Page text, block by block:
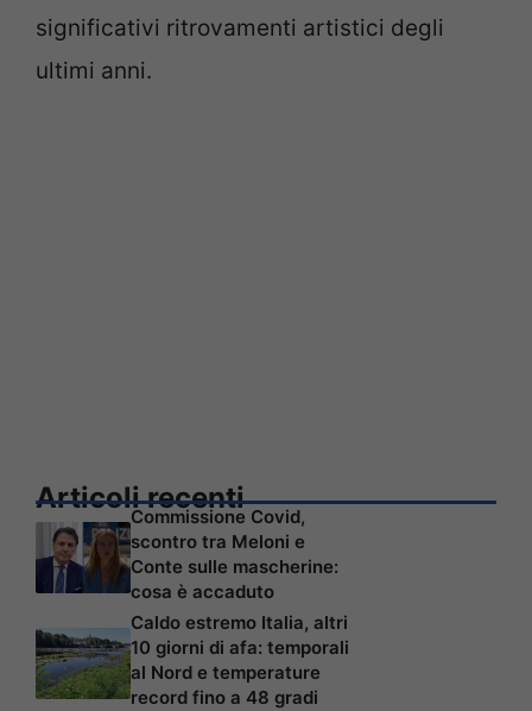
significativi ritrovamenti artistici degli
ultimi anni.
Articoli recenti
Commissione Covid,
scontro tra Meloni e
Conte sulle mascherine:
cosa è accaduto
Caldo estremo Italia, altri
10 giorni di afa: temporali
al Nord e temperature
record fino a 48 gradi